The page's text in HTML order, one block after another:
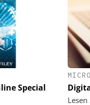
Special
AG
im
Von digitaler